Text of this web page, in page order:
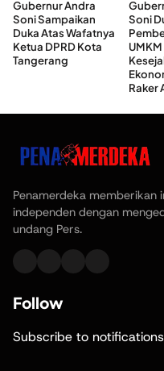
Gubernur Andra
Soni Sampaikan
Duka Atas Wafatnya
Ketua DPRD Kota
Tangerang
Soni
Raker
Penamerdeka
independen dengan
undang Pers.
Follow
Subscribe to notifications